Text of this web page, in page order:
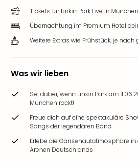
Tickets für Linkin Park Live in München
Übernachtung im Premium Hotel
Weitere Extras wie Frühstück, je
Was wir lieben
Sei dabei, wenn Linkin Park am
München rockt!
Freue dich auf eine spektakuläre
Songs der legendären Band
Erlebe die Gänsehautatmosphäre
Arenen Deutschlands